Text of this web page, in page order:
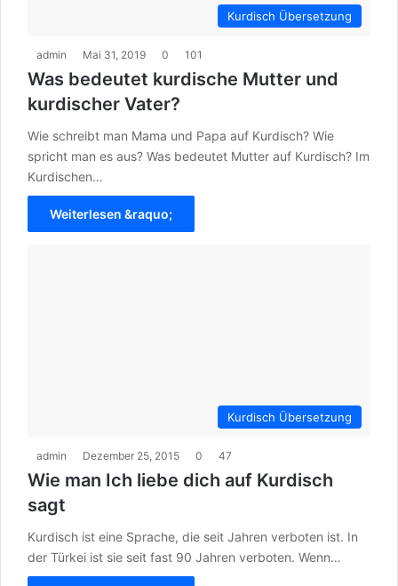
Kurdisch Übersetzung
admin Mai 31, 2019 0 101
Was bedeutet kurdische Mutter und
kurdischer Vater?
Wie schreibt man Mama und Papa auf Kurdisch? Wie
spricht man es aus? Was bedeutet Mutter auf Kurdisch? Im
Kurdischen…
Weiterlesen &raquo;
Kurdisch Übersetzung
admin Dezember 25, 2015 0 47
Wie man Ich liebe dich auf Kurdisch
sagt
Kurdisch ist eine Sprache, die seit Jahren verboten ist. In
der Türkei ist sie seit fast 90 Jahren verboten. Wenn…